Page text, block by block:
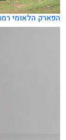
הפארק הלאומי